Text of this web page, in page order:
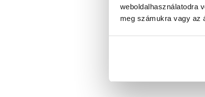
weboldalhasználatodra
meg számukra vagy az